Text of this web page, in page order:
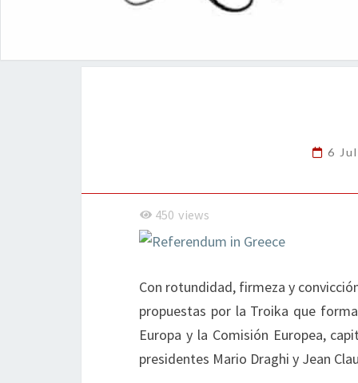
6
450 views
Con rotundidad, firmeza y
propuestas por la Troika que
Europa y la Comisión Europea,
presidentes Mario Draghi y Jean